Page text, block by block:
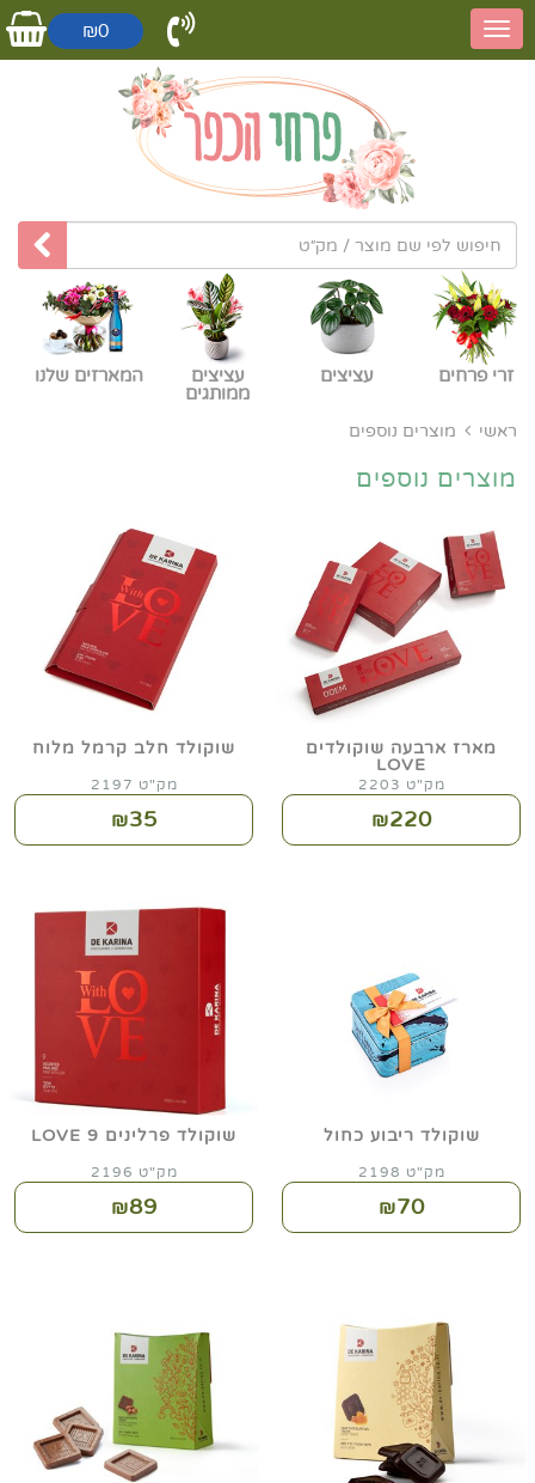
₪0
זרי פרחים עציצים
עציצים
ממותגים
המארזים שלנו
ראשי מוצרים נוספים
מוצרים נוספים
מארז ארבעה שוקולדים
LOVE
מק"ט 2203
₪220
שוקולד חלב קרמל מלוח
מק"ט 2197
₪35
שוקולד ריבוע כחול
מק"ט 2198
₪70
שוקולד פרלינים 9 LOVE
מק"ט 2196
₪89